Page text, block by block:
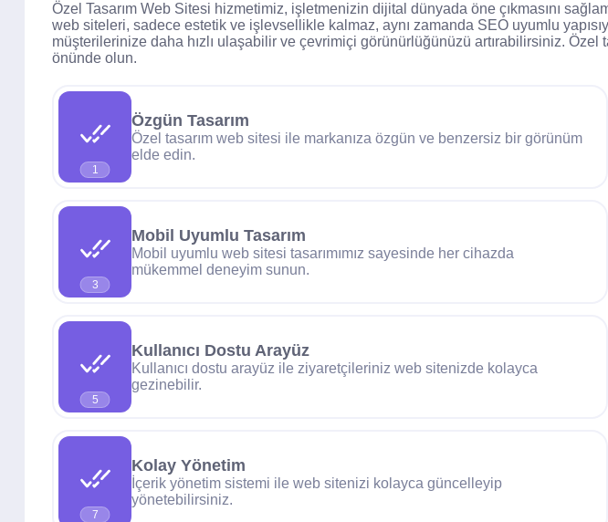
Özel Tasarım Web Sitesi hizmetimiz, işletmenizin dijital dünyada öne çıkmasını
web siteleri, sadece estetik ve işlevsellikle kalmaz, aynı zamanda SEO uyumlu
müşterilerinize daha hızlı ulaşabilir ve çevrimiçi görünürlüğünüzü artırabilirsiniz.
önünde olun.
1
Özgün Tasarım
Özel tasarım web sitesi ile markanıza özgün ve benzersiz bir görünüm
elde edin.
3
Mobil Uyumlu Tasarım
Mobil uyumlu web sitesi tasarımımız sayesinde her cihazda
mükemmel deneyim sunun.
5
Kullanıcı Dostu Arayüz
Kullanıcı dostu arayüz ile ziyaretçileriniz web sitenizde kolayca
gezinebilir.
7
Kolay Yönetim
İçerik yönetim sistemi ile web sitenizi kolayca güncelleyip
yönetebilirsiniz.